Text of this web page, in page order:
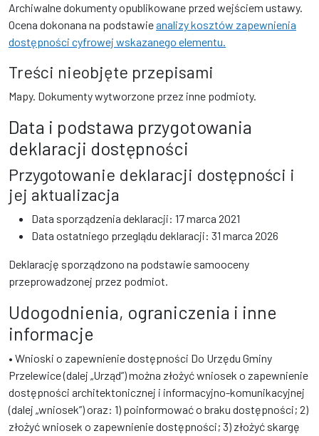
Archiwalne dokumenty opublikowane przed wejściem ustawy.
Ocena dokonana na podstawieanalizy kosztów zapewnienia
dostępności cyfrowej wskazanego elementu.
Treści nieobjęte przepisami
Mapy. Dokumenty wytworzone przez inne podmioty.
Data i podstawa przygotowania
deklaracji dostępności
Przygotowanie deklaracji dostępności i
jej aktualizacja
Data sporządzenia deklaracji: 17 marca 2021
Data ostatniego przeglądu deklaracji: 31 marca 2026
Deklarację sporządzono na podstawie samooceny
przeprowadzonej przez podmiot.
Udogodnienia, ograniczenia i inne
informacje
• Wnioski o zapewnienie dostępności Do Urzędu Gminy
Przelewice (dalej „Urząd”) można złożyć wniosek o zapewnienie
dostępności architektonicznej i informacyjno-komunikacyjnej
(dalej „wniosek”) oraz: 1) poinformować o braku dostępności; 2)
złożyć wniosek o zapewnienie dostępności; 3) złożyć skargę